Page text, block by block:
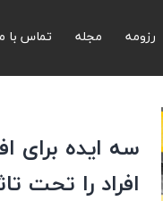
رزومه مجله تماس با
سه ایده برای
افراد را تحت